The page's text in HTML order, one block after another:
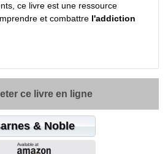
ce livre est une ressource
et combattre l'addiction
ce livre en ligne
& Noble